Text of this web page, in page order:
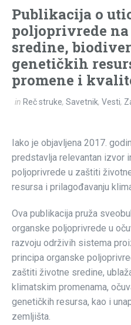
Publikacija o
poljoprivrede
sredine,
genetičkih
promene i
in Reč struke, Savetnik, Vesti,
Iako je objavljena 2017.
predstavlja relevantan izvor
poljoprivrede u zaštiti
resursa i prilagođavanju
Ova publikacija pruža
organske poljoprivrede u
razvoju održivih sistema
principa organske
zaštiti životne sredine,
klimatskim promenama,
genetičkih resursa, kao i
zemljišta.